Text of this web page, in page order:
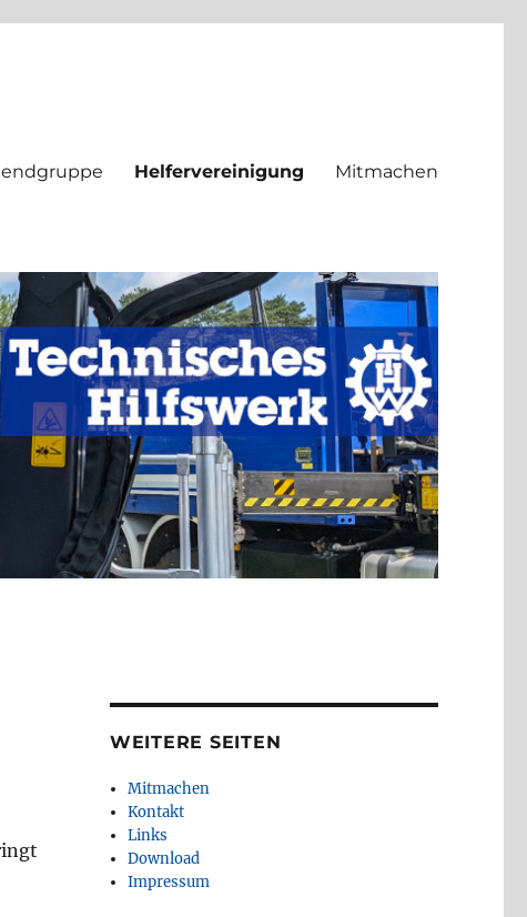
Helfervereinigung Mitmachen
WEITERE SEITEN
Mitmachen
Kontakt
Links
Download
Impressum